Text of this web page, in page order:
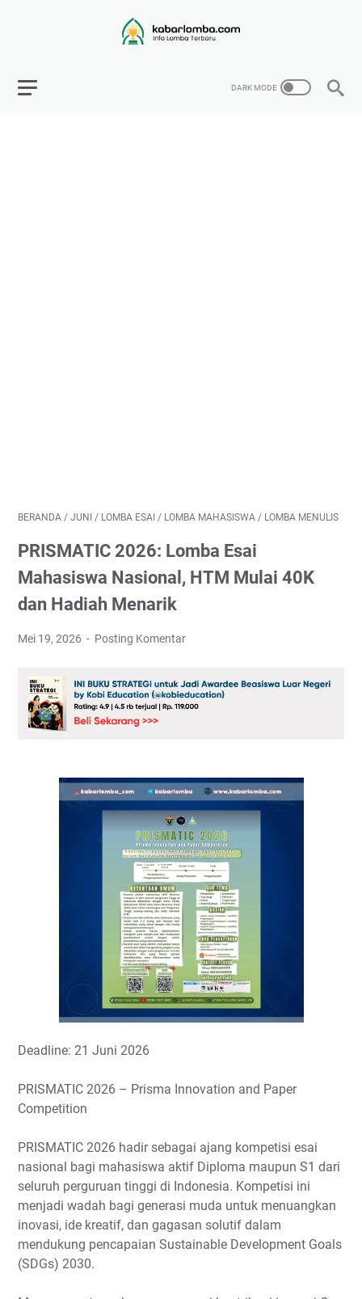
BERANDA / JUNI / LOMBA ESAI / LOMBA MAHASISWA / LOMBA MENULIS
PRISMATIC 2026: Lomba Esai
Mahasiswa Nasional, HTM Mulai 40K
dan Hadiah Menarik
Mei 19, 2026 Posting Komentar
Deadline: 21 Juni 2026
PRISMATIC 2026 – Prisma Innovation and Paper
Competition
PRISMATIC 2026 hadir sebagai ajang kompetisi esai
nasional bagi mahasiswa aktif Diploma maupun S1 dari
seluruh perguruan tinggi di Indonesia. Kompetisi ini
menjadi wadah bagi generasi muda untuk menuangkan
inovasi, ide kreatif, dan gagasan solutif dalam
mendukung pencapaian Sustainable Development Goals
(SDGs) 2030.